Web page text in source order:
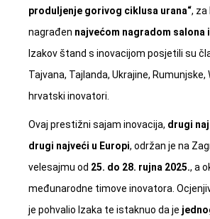
produljenje gorivog ciklusa urana“, za
nagrađen najvećom nagradom salona
Izakov štand s inovacijom posje​tili su
Tajvana, Tajlanda, Ukrajine, Rumunjske,
hrvatski inovatori.
Ovaj prestižni sajam inovacija, drugi
drugi najveći u Europi, održan je na
velesajmu od 25. do 28. rujna 2025., a
međunarodne timove inovatora.
je pohvalio Izaka te istaknuo da je